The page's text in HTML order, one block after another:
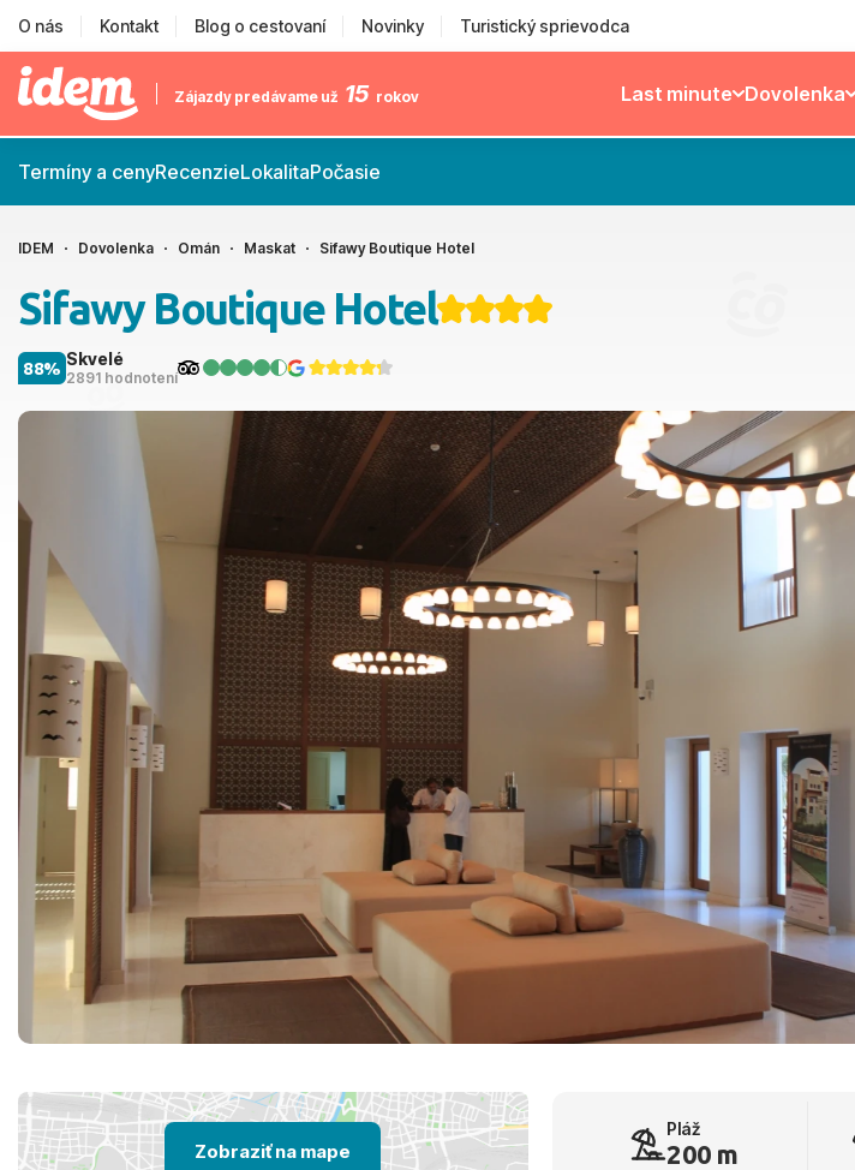
O nás Kontakt Blog o cestovaní Novinky Turistický sprievodca
Zájazdy predávame už 15 rokov Last minute Dovolenka
Termíny a cenyRecenzieLokalitaPočasie
IDEM Dovolenka Omán Maskat Sifawy Boutique Hotel
Sifawy Boutique Hotel
Skvelé
2891 hodnotení
88%
Zobraziť na mape
Pláž
200 m